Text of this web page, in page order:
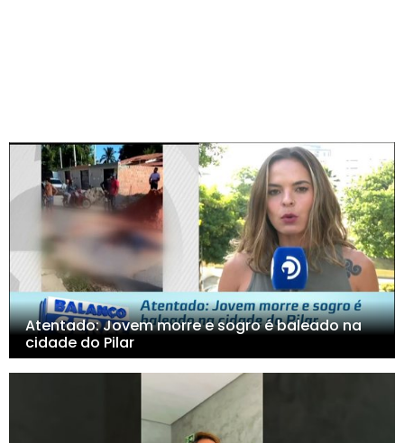
Atentado: Jovem morre e sogro é baleado na
cidade do Pilar